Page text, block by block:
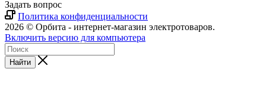
Задать вопрос
Политика конфиденциальности
2026 © Орбита - интернет-магазин электротоваров.
Включить версию для компьютера
Найти